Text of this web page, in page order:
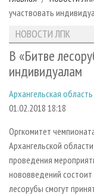
РУБРИКИ
ЛЕСОЗАГОТОВКА
ЛЕСОПИЛЕНИЕ
СУШКА ДРЕВЕСИНЫ
ПРОИЗВОДСТВО
ДЕРЕВЯННОЕ
ПРОИЗВОДСТВО
БИОЭНЕРГЕТИКА
НОВОСТИ
НОВОСТИ ЛПК
НОВОСТИ
ПРОЕКТЫ ЛПИ
АНАЛИТИКА
ПРЕДПРИЯТИЯ ЛПК
ПЕРСОНЫ
МОБИЛЬНЫЕ
ОФИЦИАЛЬНЫЕ
ПРИОРИТЕТНЫЕ
RUSSIAN
АРХИВ
АРХИВ ЖУРНАЛОВ
О ЖУРНАЛЕ
ПОДПИСКА
КОНТАКТЫ
РЕКЛАМОДАТЕЛЯМ
РЕКЛАМА
РЕКЛАМА НА
участвовать
НОВОСТИ ЛПК
В «Битве
индивидуалам
Архангельская область
01.02.2018 18:18
Оргкомитет
Архангельской
проведения
нововведений
лесорубы смогут